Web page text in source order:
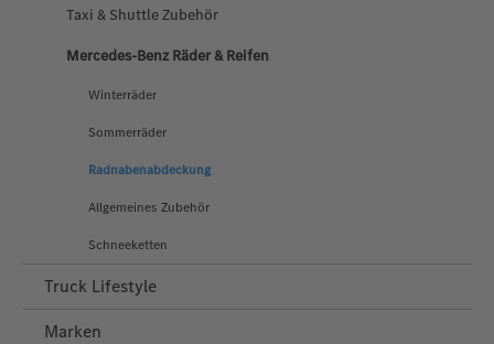
Taxi & Shuttle Zubehör
Mercedes-Benz Räder & Reifen
Winterräder
Sommerräder
Radnabenabdeckung
Allgemeines Zubehör
Schneeketten
Truck Lifestyle
Marken